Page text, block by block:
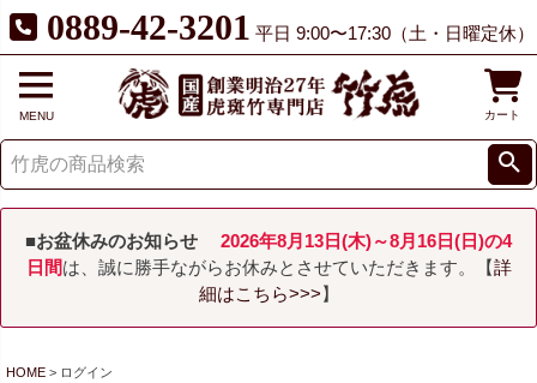
0889-42-3201 平日 9:00〜17:30（土・日曜定休）
MENU カート
■お盆休みのお知らせ
2026年8月13日(木)～8月16日(日)の4
日間は、誠に勝手ながらお休みとさせていただきます。【詳
細はこちら>>> 】
HOME ログイン